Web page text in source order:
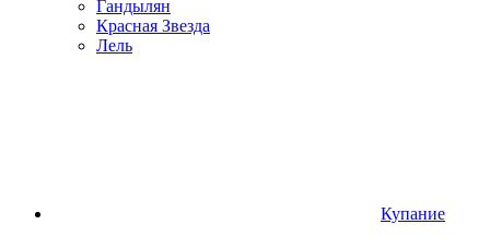
Гандылян
Красная Звезда
Лель
Купание